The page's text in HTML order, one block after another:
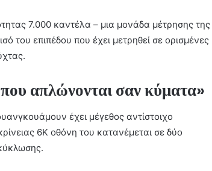
7.000 καντέλα – μια μονάδα μέτρησης της
του επιπέδου που έχει μετρηθεί σε ορισμένες
απλώνονται σαν κύματα»
έχει μέγεθος αντίστοιχο
6K οθόνη του κατανέμεται σε δύο